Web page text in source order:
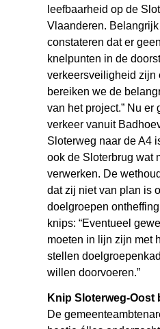
leefbaarheid op de
Vlaanderen.
constateren dat er
knelpunten in de
verkeersveiligheid zijn
bereiken we de
van het project.” Nu er
verkeer vanuit
Sloterweg naar de A4
ook de Sloterbrug wat
verwerken. De
dat zij niet van plan is
doelgroepen
knips: “Eventueel
moeten in lijn zijn met
stellen
willen doorvoeren.”
Knip Sloterweg-Oost
De